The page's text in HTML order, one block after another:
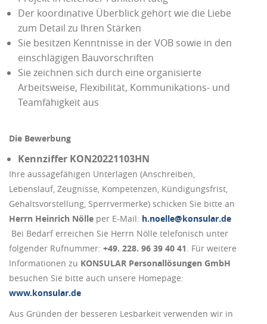
Der koordinative Überblick gehört wie die Liebe
zum Detail zu Ihren Stärken
Sie besitzen Kenntnisse in der VOB sowie in den
einschlägigen Bauvorschriften
Sie zeichnen sich durch eine organisierte
Arbeitsweise, Flexibilität, Kommunikations- und
Teamfähigkeit aus
Die Bewerbung
Kennziffer KON20221103HN
Ihre aussagefähigen Unterlagen (Anschreiben,
Lebenslauf, Zeugnisse, Kompetenzen, Kündigungsfrist,
Gehaltsvorstellung, Sperrvermerke) schicken Sie bitte an
Herrn Heinrich Nölle per E-Mail: h.noelle@konsular.de
Bei Bedarf erreichen Sie Herrn Nölle telefonisch unter
folgender Rufnummer: +49. 228. 96 39 40 41. Für weitere
Informationen zu KONSULAR Personallösungen GmbH
besuchen Sie bitte auch unsere Homepage:
www.konsular.de
Aus Gründen der besseren Lesbarkeit verwenden wir in